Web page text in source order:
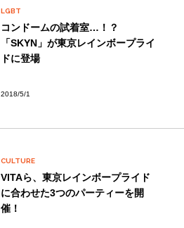
LGBT
コンドームの試着室…！？
「SKYN」が東京レインボープライ
ドに登場
2018/5/1
CULTURE
VITAら、東京レインボープライド
に合わせた3つのパーティーを開
催！